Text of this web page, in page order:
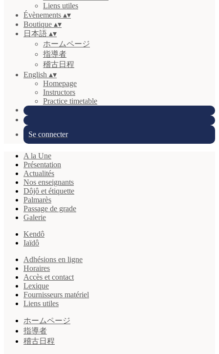
Liens utiles
Évènements ▴▾
Boutique ▴▾
日本語 ▴▾
ホームページ
指導者
稽古日程
English ▴▾
Homepage
Instructors
Practice timetable
Se connecter
A la Une
Présentation
Actualités
Nos enseignants
Dôjô et étiquette
Palmarès
Passage de grade
Galerie
Kendô
Iaïdô
Adhésions en ligne
Horaires
Accès et contact
Lexique
Fournisseurs matériel
Liens utiles
ホームページ
指導者
稽古日程